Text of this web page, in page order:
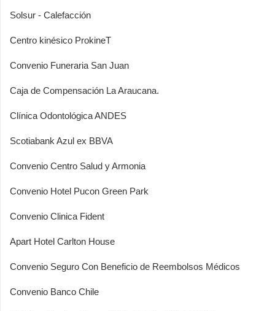
Solsur - Calefacción
Centro kinésico ProkineT
Convenio Funeraria San Juan
Caja de Compensación La Araucana.
Clínica Odontológica ANDES
Scotiabank Azul ex BBVA
Convenio Centro Salud y Armonia
Convenio Hotel Pucon Green Park
Convenio Clinica Fident
Apart Hotel Carlton House
Convenio Seguro Con Beneficio de Reembolsos Médicos
Convenio Banco Chile